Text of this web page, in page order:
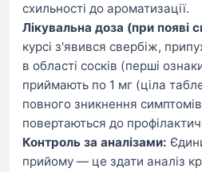
схильності до ароматизації.
Лікувальна доза (при появі
курсі з'явився свербіж,
в області сосків (перші
приймають по 1 мг (ціла
повного зникнення
повертаються до
Контроль за аналізами:
прийому — це здати аналіз